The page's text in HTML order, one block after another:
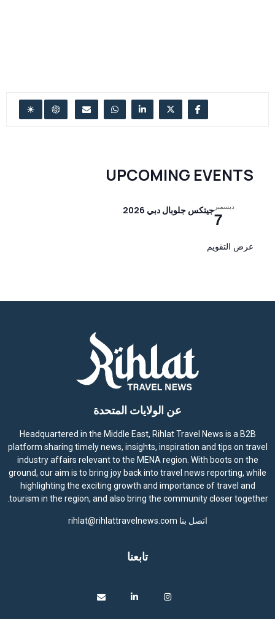
UPCOMING EVENTS
ديسمبر
7جيتكس جلوبال دبي 2026
عرض التقويم
عن الولايات المتحدة
Headquartered in the Middle East, Rihlat Travel News is a B2B
platform sharing timely news, insights, inspiration and tips on travel
industry affairs relevant to the MENA region. With boots on the
ground, our aim is to bring joy back into travel news reporting, while
highlighting the exciting growth and importance of travel and
tourism in the region, and also bring the community closer together.
اتصل بنا rihlat@rihlattravelnews.com
تابعنا